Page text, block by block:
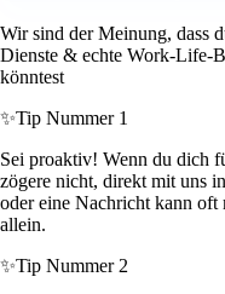
Wir sind der Meinung, dass
Dienste & echte Work-Life-
könntest
✨Tip Nummer 1
Sei proaktiv! Wenn du dich
zögere nicht, direkt mit uns
oder eine Nachricht kann
allein.
✨Tip Nummer 2